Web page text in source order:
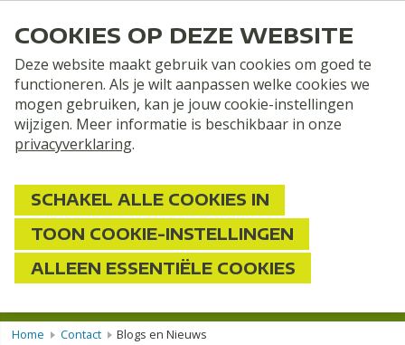
2 personen
ZOEKEN
Home Contact Blogs en Nieuws
COOKIES OP DEZE WEBSITE
Deze website maakt gebruik van cookies om goed te
functioneren. Als je wilt aanpassen welke cookies we
mogen gebruiken, kan je jouw cookie-instellingen
wijzigen. Meer informatie is beschikbaar in onze
privacyverklaring.
SCHAKEL ALLE COOKIES IN
TOON COOKIE-INSTELLINGEN
ALLEEN ESSENTIËLE COOKIES